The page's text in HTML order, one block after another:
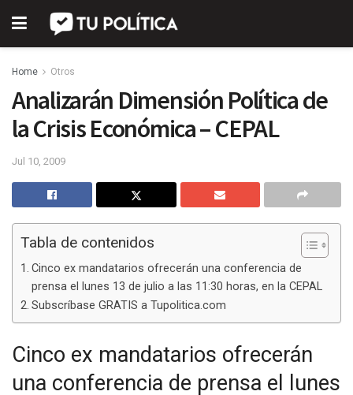
Home Otros
Analizarán Dimensión Política de
la Crisis Económica – CEPAL
Jul 10, 2009
Tabla de contenidos
Cinco ex mandatarios ofrecerán una conferencia de
prensa el lunes 13 de julio a las 11:30 horas, en la CEPAL
Subscríbase GRATIS a Tupolitica.com
Cinco ex mandatarios ofrecerán
una conferencia de prensa el lunes